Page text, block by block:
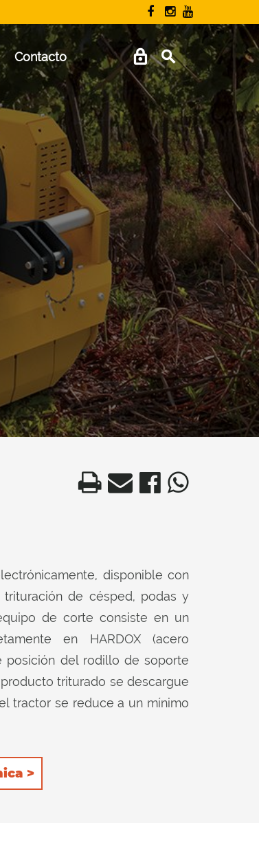
Contacto
disponible con
de césped, podas y
de corte consiste en un
en HARDOX (acero
posición del rodillo de soporte
triturado se descargue
tractor se reduce a un mínimo
2) posterior, para retener aún
garantizan una excelente
de soporte.
>